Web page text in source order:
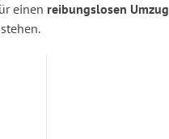
einen reibungslosen Umzug